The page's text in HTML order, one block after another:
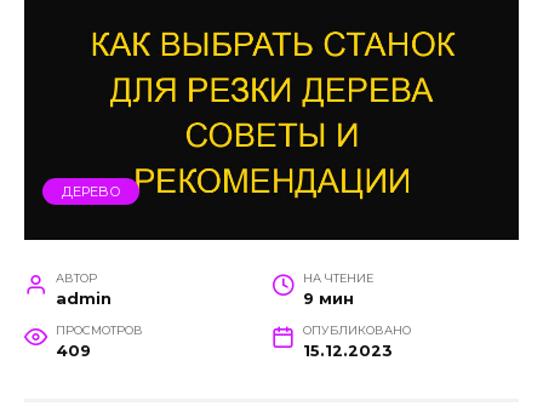
ДЕРЕВО
АВТОР
admin
НА ЧТЕНИЕ
9 мин
ПРОСМОТРОВ
409
ОПУБЛИКОВАНО
15.12.2023